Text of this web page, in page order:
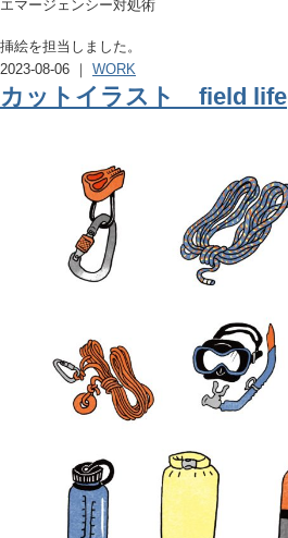
エマージェンシー対処術
挿絵を担当しました。
2023-08-06 ｜ WORK
カットイラスト field life